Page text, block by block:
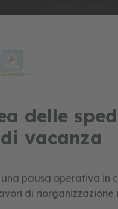
delle
vacanza
pausa operativa in
di riorganizzazione